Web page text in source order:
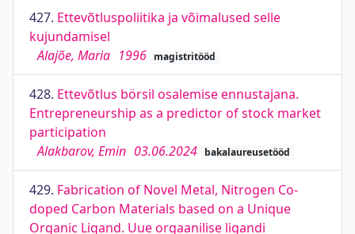
427. Ettevõtluspoliitika ja võimalused selle
kujundamisel
Alajõe, Maria 1996 magistritööd
428. Ettevõtlus börsil osalemise ennustajana.
Entrepreneurship as a predictor of stock market
participation
Alakbarov, Emin 03.06.2024 bakalaureusetööd
429. Fabrication of Novel Metal, Nitrogen Co-
doped Carbon Materials based on a Unique
Organic Ligand. Uue orgaanilise ligandi